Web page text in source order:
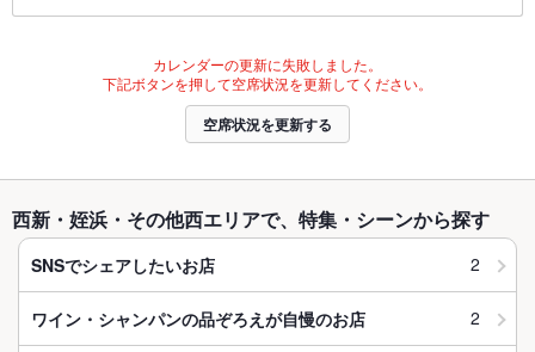
カレンダーの更新に失敗しました。
下記ボタンを押して空席状況を更新してください。
空席状況を更新する
西新・姪浜・その他西エリアで、特集・シーンから探す
SNSでシェアしたいお店 2
ワイン・シャンパンの品ぞろえが自慢のお店 2